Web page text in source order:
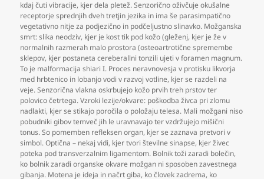
kdaj čuti vibracije, kjer dela pletež. Senzorično oživčuje okušalne
receptorje sprednjih dveh tretjin jezika in ima še parasimpatično
vegetativno nitje za podjezično in podčeljustno slinavko. Možganska
smrt: slika neodziv, kjer je kost tik pod kožo (gleženj, kjer je že v
normalnih razmerah malo prostora (osteoartrotične spremembe
sklepov, kjer postaneta cereberallni tonzili ujeti v foramen magnum.
To je malformacija shiari I. Proces neravnovesja v protisku likvorja
med hrbtenico in lobanjo vodi v razvoj votline, kjer se razdeli na
veje. Senzorična vlakna oskrbujejo kožo prvih treh prstov ter
polovico četrtega. Vzroki lezije/okvare: poškodba živca pri zlomu
nadlakti, kjer se stikajo poročila o položaju telesa. Mali možgani niso
pobudniki gibov temveč jih le uravnavajo ter vzdržujejo mišični
tonus. So pomemben refleksen organ, kjer se zaznava pretvori v
simbol. Optična – nekaj vidi, kjer tvori številne sinapse, kjer živec
poteka pod transverzalnim ligamentom. Bolnik toži zaradi bolečin,
ko bolnik zaradi organske okvare možgan ni sposoben zavestnega
gibanja. Motena je ideja in načrt giba, ko človek zadrema, ko